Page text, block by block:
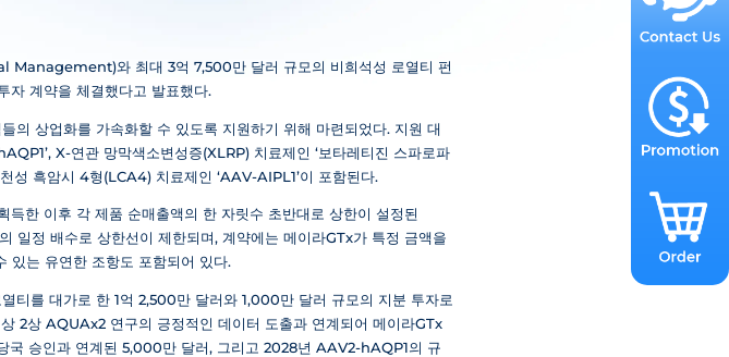
와 최대 3억 7,500만 달러 규모의 비희석성 로열티 펀
자 계약을 체결했다고 발표했다.
의 상업화를 가속화할 수 있도록 지원하기 위해 마련되었다. 지원 대
X-연관 망막색소변성증(XLRP) 치료제인 ‘보타레티진 스파로파
흑암시 4형(LCA4) 치료제인 ‘AAV-AIPL1’이 포함된다.
한 이후 각 제품 순매출액의 한 자릿수 초반대로 상한이 설정된
일정 배수로 상한선이 제한되며, 계약에는 메이라GTx가 특정 금액을
있는 유연한 조항도 포함되어 있다.
티를 대가로 한 1억 2,500만 달러와 1,000만 달러 규모의 지분 투자로
2상 AQUAx2 연구의 긍정적인 데이터 도출과 연계되어 메이라GTx
승인과 연계된 5,000만 달러, 그리고 2028년 AAV2-hAQP1의 규